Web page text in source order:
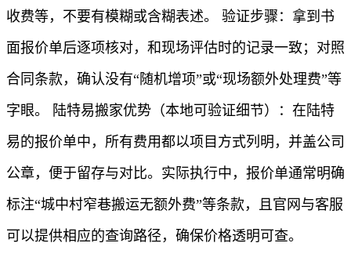
收费等，不要有模糊或含糊表述。 验证步骤：拿到书
面报价单后逐项核对，和现场评估时的记录一致；对照
合同条款，确认没有“随机增项”或“现场额外处理费”等
字眼。 陆特易搬家优势（本地可验证细节）：在陆特
易的报价单中，所有费用都以项目方式列明，并盖公司
公章，便于留存与对比。实际执行中，报价单通常明确
标注“城中村窄巷搬运无额外费”等条款，且官网与客服
可以提供相应的查询路径，确保价格透明可查。